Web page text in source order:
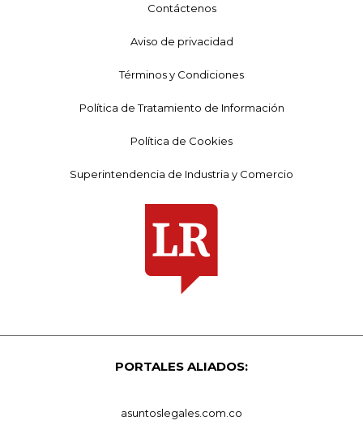
Contáctenos
Aviso de privacidad
Términos y Condiciones
Política de Tratamiento de Información
Política de Cookies
Superintendencia de Industria y Comercio
PORTALES ALIADOS:
asuntoslegales.com.co